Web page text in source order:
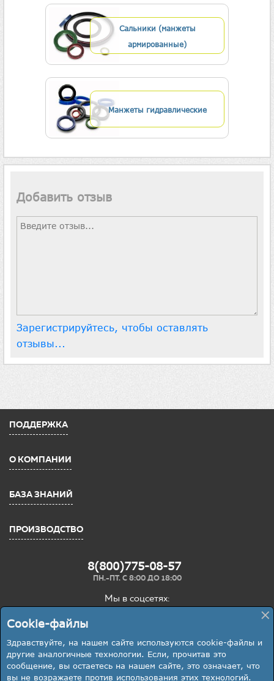
Сальники (манжеты
армированные)
Манжеты гидравлические
Добавить отзыв
Зарегистрируйтесь, чтобы оставлять
отзывы...
ПОДДЕРЖКА
О КОМПАНИИ
БАЗА ЗНАНИЙ
ПРОИЗВОДСТВО
8(800)775-08-57
ПН.-ПТ. С 8:00 ДО 18:00
Мы в соцсетях:
Представленная на данном сайте информация о технических
характеристиках товара, наличии товара на складе, а также цены
×
Cookie-файлы
Здравствуйте, на нашем сайте используются cookie-файлы и
другие аналогичные технологии. Если, прочитав это
сообщение, вы остаетесь на нашем сайте, это означает, что
вы не возражаете против использования этих технологий.